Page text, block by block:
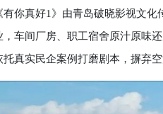
真好1》由青岛破晓影视文化
，车间厂房、职工宿舍原汁原味
托真实民企案例打磨剧本，摒弃